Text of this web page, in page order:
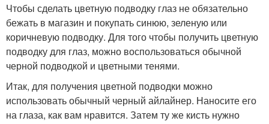
Чтобы сделать цветную подводку глаз не обязательно
бежать в магазин и покупать синюю, зеленую или
коричневую подводку. Для того чтобы получить цветную
подводку для глаз, можно воспользоваться обычной
черной подводкой и цветными тенями.
Итак, для получения цветной подводки можно
использовать обычный черный айлайнер. Наносите его
на глаза, как вам нравится. Затем ту же кисть нужно